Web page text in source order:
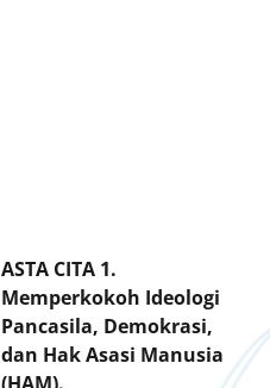
ASTA CITA 1.
Memperkokoh Ideologi
Pancasila, Demokrasi,
dan Hak Asasi Manusia